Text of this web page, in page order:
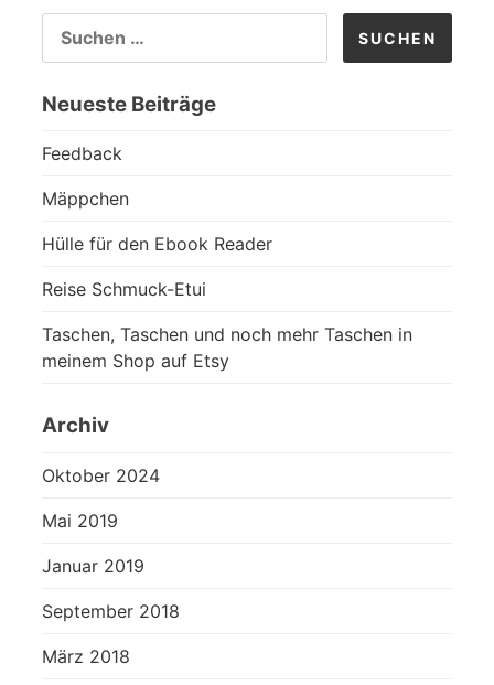
NACH:
Neueste Beiträge
Feedback
Mäppchen
Hülle für den Ebook Reader
Reise Schmuck-Etui
Taschen, Taschen und noch mehr Taschen in
meinem Shop auf Etsy
Archiv
Oktober 2024
Mai 2019
Januar 2019
September 2018
März 2018